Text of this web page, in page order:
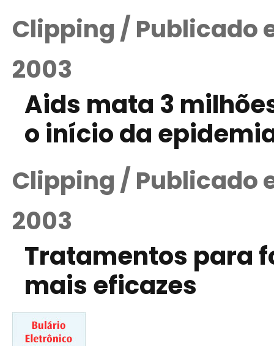
Clipping / Publicado
2003
Aids mata 3
o início da
Clipping / Publicado
2003
Tratamentos para
mais eficazes